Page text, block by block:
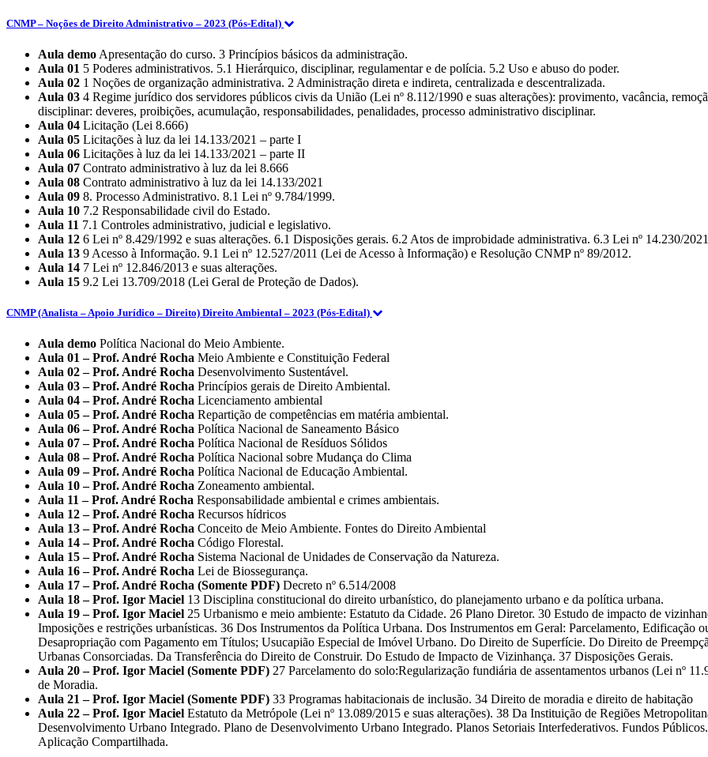
CNMP – Noções de Direito Administrativo – 2023 (Pós-Edital)
Aula demo Apresentação do curso. 3 Princípios básicos da administração.
Aula 01 5 Poderes administrativos. 5.1 Hierárquico, disciplinar, regulamentar e de polícia. 5.2 Uso e abuso do poder.
Aula 02 1 Noções de organização administrativa. 2 Administração direta e indireta, centralizada e descentralizada.
Aula 03 4 Regime jurídico dos servidores públicos civis da União (Lei nº 8.112/1990 e suas alterações): provimento, vacância,
disciplinar: deveres, proibições, acumulação, responsabilidades, penalidades, processo administrativo disciplinar.
Aula 04 Licitação (Lei 8.666)
Aula 05 Licitações à luz da lei 14.133/2021 – parte I
Aula 06 Licitações à luz da lei 14.133/2021 – parte II
Aula 07 Contrato administrativo à luz da lei 8.666
Aula 08 Contrato administrativo à luz da lei 14.133/2021
Aula 09 8. Processo Administrativo. 8.1 Lei nº 9.784/1999.
Aula 10 7.2 Responsabilidade civil do Estado.
Aula 11 7.1 Controles administrativo, judicial e legislativo.
Aula 12 6 Lei nº 8.429/1992 e suas alterações. 6.1 Disposições gerais. 6.2 Atos de improbidade administrativa. 6.3 Lei nº 14.230/
Aula 13 9 Acesso à Informação. 9.1 Lei nº 12.527/2011 (Lei de Acesso à Informação) e Resolução CNMP nº 89/2012.
Aula 14 7 Lei nº 12.846/2013 e suas alterações.
Aula 15 9.2 Lei 13.709/2018 (Lei Geral de Proteção de Dados).
CNMP (Analista – Apoio Jurídico – Direito) Direito Ambiental – 2023 (Pós-Edital)
Aula demo Política Nacional do Meio Ambiente.
Aula 01 – Prof. André Rocha Meio Ambiente e Constituição Federal
Aula 02 – Prof. André Rocha Desenvolvimento Sustentável.
Aula 03 – Prof. André Rocha Princípios gerais de Direito Ambiental.
Aula 04 – Prof. André Rocha Licenciamento ambiental
Aula 05 – Prof. André Rocha Repartição de competências em matéria ambiental.
Aula 06 – Prof. André Rocha Política Nacional de Saneamento Básico
Aula 07 – Prof. André Rocha Política Nacional de Resíduos Sólidos
Aula 08 – Prof. André Rocha Política Nacional sobre Mudança do Clima
Aula 09 – Prof. André Rocha Política Nacional de Educação Ambiental.
Aula 10 – Prof. André Rocha Zoneamento ambiental.
Aula 11 – Prof. André Rocha Responsabilidade ambiental e crimes ambientais.
Aula 12 – Prof. André Rocha Recursos hídricos
Aula 13 – Prof. André Rocha Conceito de Meio Ambiente. Fontes do Direito Ambiental
Aula 14 – Prof. André Rocha Código Florestal.
Aula 15 – Prof. André Rocha Sistema Nacional de Unidades de Conservação da Natureza.
Aula 16 – Prof. André Rocha Lei de Biossegurança.
Aula 17 – Prof. André Rocha (Somente PDF) Decreto nº 6.514/2008
Aula 18 – Prof. Igor Maciel 13 Disciplina constitucional do direito urbanístico, do planejamento urbano e da política urbana.
Aula 19 – Prof. Igor Maciel 25 Urbanismo e meio ambiente: Estatuto da Cidade. 26 Plano Diretor. 30 Estudo de impacto de
Imposições e restrições urbanísticas. 36 Dos Instrumentos da Política Urbana. Dos Instrumentos em Geral: Parcelamento,
Desapropriação com Pagamento em Títulos; Usucapião Especial de Imóvel Urbano. Do Direito de Superfície. Do Direito de
Urbanas Consorciadas. Da Transferência do Direito de Construir. Do Estudo de Impacto de Vizinhança. 37 Disposições Gerais.
Aula 20 – Prof. Igor Maciel (Somente PDF) 27 Parcelamento do solo:Regularização fundiária de assentamentos urbanos (Lei nº
de Moradia.
Aula 21 – Prof. Igor Maciel (Somente PDF) 33 Programas habitacionais de inclusão. 34 Direito de moradia e direito de habitação
Aula 22 – Prof. Igor Maciel Estatuto da Metrópole (Lei nº 13.089/2015 e suas alterações). 38 Da Instituição de Regiões
Desenvolvimento Urbano Integrado. Plano de Desenvolvimento Urbano Integrado. Planos Setoriais Interfederativos. Fundos
Aplicação Compartilhada.